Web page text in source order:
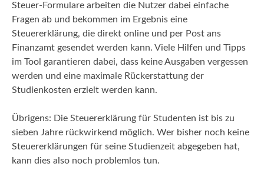
Steuer-Formulare arbeiten die Nutzer dabei einfache
Fragen ab und bekommen im Ergebnis eine
Steuererklärung, die direkt online und per Post ans
Finanzamt gesendet werden kann. Viele Hilfen und Tipps
im Tool garantieren dabei, dass keine Ausgaben vergessen
werden und eine maximale Rückerstattung der
Studienkosten erzielt werden kann.
Übrigens: Die Steuererklärung für Studenten ist bis zu
sieben Jahre rückwirkend möglich. Wer bisher noch keine
Steuererklärungen für seine Studienzeit abgegeben hat,
kann dies also noch problemlos tun.